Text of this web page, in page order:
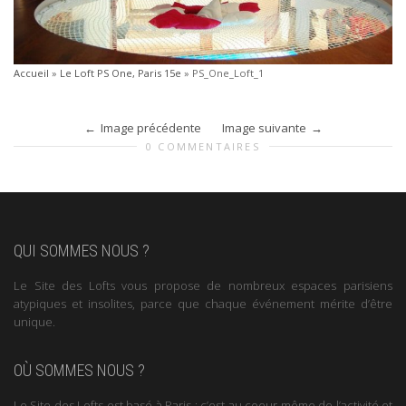
Accueil » Le Loft PS One, Paris 15e » PS_One_Loft_1
Image précédente Image suivante
0 COMMENTAIRES
QUI SOMMES NOUS ?
Le Site des Lofts vous propose de nombreux espaces parisiens
atypiques et insolites, parce que chaque événement mérite d’être
unique.
OÙ SOMMES NOUS ?